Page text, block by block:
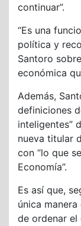
continuar”.
“Es una
política y
Santoro
económica
Además,
definiciones
inteligentes”
nueva titular
con “lo que
Economía”.
Es así que,
única
de ordenar